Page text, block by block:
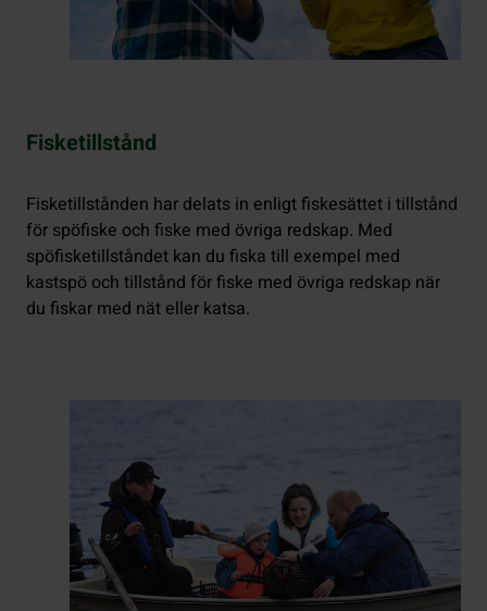
Fisketillstånd
Fisketillstånden har delats in enligt fiskesättet i tillstånd
för spöfiske och fiske med övriga redskap. Med
spöfisketillståndet kan du fiska till exempel med
kastspö och tillstånd för fiske med övriga redskap när
du fiskar med nät eller katsa.